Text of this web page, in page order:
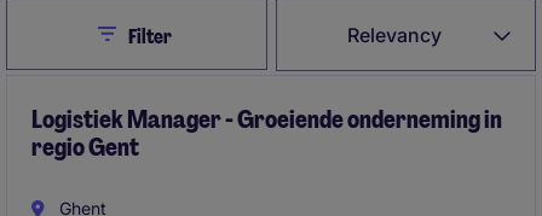
Relevancy
CloseFilter
Logistiek Manager - Groeiende onderneming in
regio Gent
Ghent